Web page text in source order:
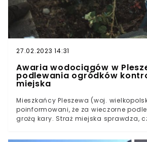
27.02.2023 14:31
Awaria wodociągów w
podlewania ogródków
miejska
Mieszkańcy Pleszewa (woj.
poinformowani, że za wieczorne
grożą kary. Straż miejska sprawdza,